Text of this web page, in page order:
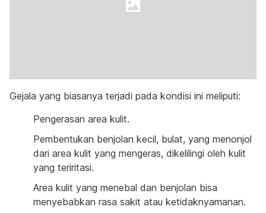
Gejala yang biasanya terjadi pada kondisi ini meliputi:
Pengerasan area kulit.
Pembentukan benjolan kecil, bulat, yang menonjol
dari area kulit yang mengeras, dikelilingi oleh kulit
yang teriritasi.
Area kulit yang menebal dan benjolan bisa
menyebabkan rasa sakit atau ketidaknyamanan.